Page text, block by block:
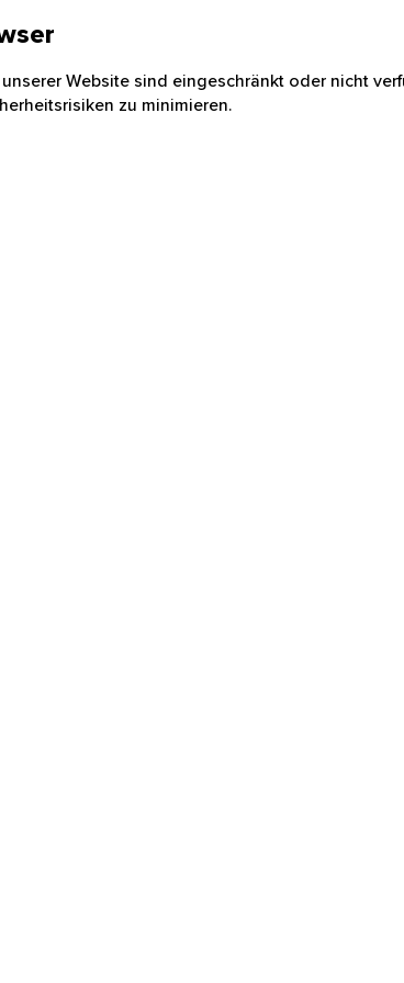
Website sind eingeschränkt oder nicht
zu minimieren.